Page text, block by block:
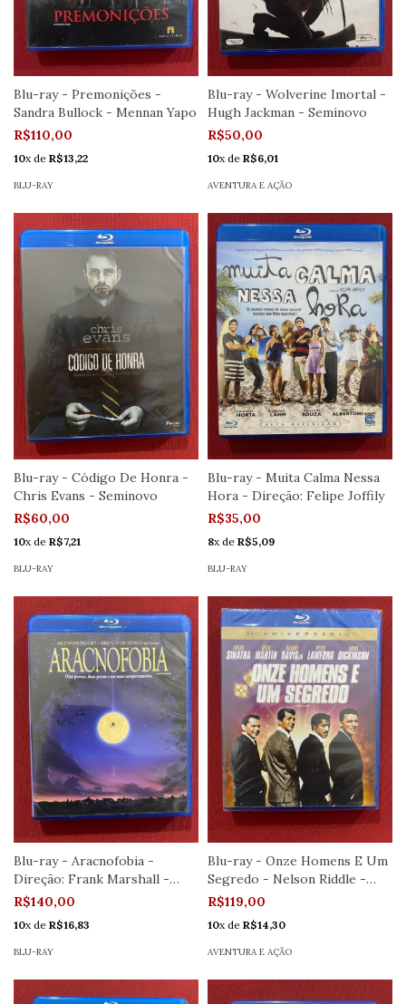
Blu-ray - Premonições -
Sandra Bullock - Mennan Yapo
R$110,00
10x de R$13,22
BLU-RAY
Blu-ray - Wolverine Imortal -
Hugh Jackman - Seminovo
R$50,00
10x de R$6,01
AVENTURA E AÇÃO
Blu-ray - Código De Honra -
Chris Evans - Seminovo
R$60,00
10x de R$7,21
BLU-RAY
Blu-ray - Muita Calma Nessa
Hora - Direção: Felipe Joffily
R$35,00
8x de R$5,09
BLU-RAY
Blu-ray - Aracnofobia -
Direção: Frank Marshall -
Seminovo
R$140,00
10x de R$16,83
BLU-RAY
Blu-ray - Onze Homens E Um
Segredo - Nelson Riddle -
Novo
R$119,00
10x de R$14,30
AVENTURA E AÇÃO